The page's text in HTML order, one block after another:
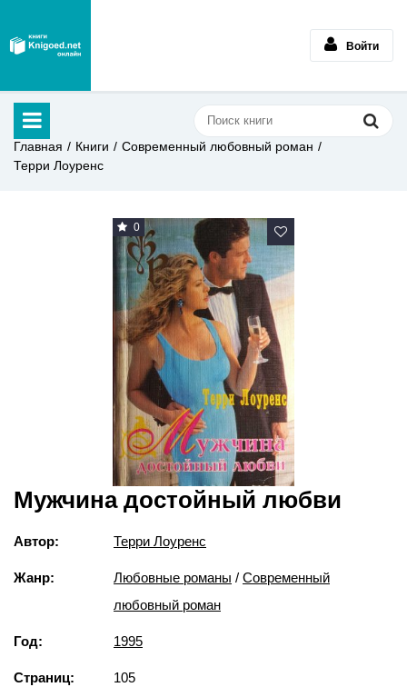
Войти
Главная Книги
Современный любовный роман
Терри Лоуренс
0
Мужчина достойный любви
Автор: Терри Лоуренс
Жанр: Любовные романы / Современный
любовный роман
Год: 1995
Страниц: 105